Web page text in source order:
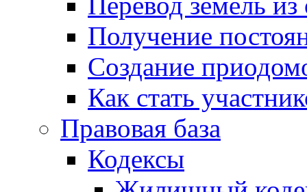
Получение
Создание
Как стать
Правовая база
Кодексы